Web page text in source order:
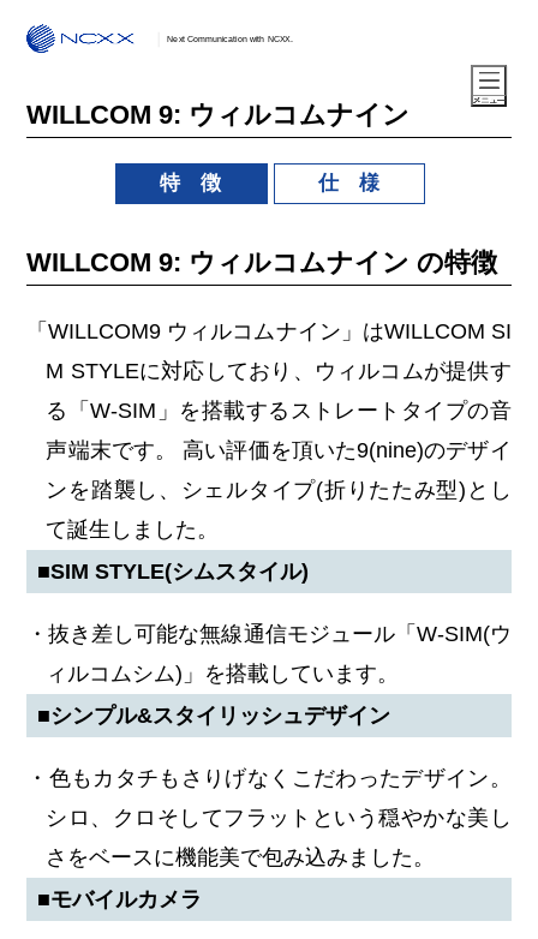
Next Communication with NCXX.
WILLCOM 9: ウィルコムナイン
特 徴 仕 様
WILLCOM 9: ウィルコムナイン の特徴
「WILLCOM9 ウィルコムナイン」はWILLCOM SI
M STYLEに対応しており、ウィルコムが提供す
る「W-SIM」を搭載するストレートタイプの音
声端末です。 高い評価を頂いた9(nine)のデザイ
ンを踏襲し、シェルタイプ(折りたたみ型)とし
て誕生しました。
■SIM STYLE(シムスタイル)
・抜き差し可能な無線通信モジュール「W-SIM(ウ
ィルコムシム)」を搭載しています。
■シンプル&スタイリッシュデザイン
・色もカタチもさりげなくこだわったデザイン。
シロ、クロそしてフラットという穏やかな美し
さをベースに機能美で包み込みました。
■モバイルカメラ